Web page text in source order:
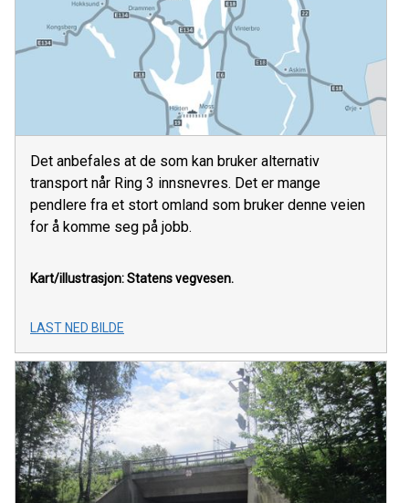
Det anbefales at de som kan bruker alternativ
transport når Ring 3 innsnevres. Det er mange
pendlere fra et stort omland som bruker denne veien
for å komme seg på jobb.
Kart/illustrasjon: Statens vegvesen.
LAST NED BILDE